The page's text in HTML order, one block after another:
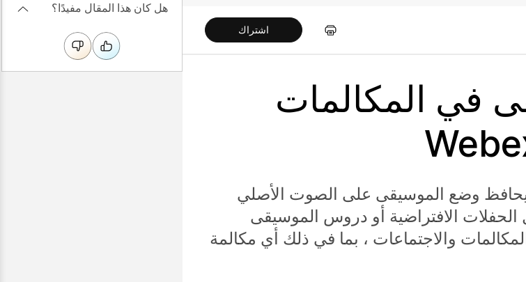
اشتراك
في المكالمات
يحافظ وضع الموسيقى على الصوت الأصلي
الافتراضية أو دروس الموسيقى
والاجتماعات ، بما في ذلك أي مكالمة
هل كان هذا المقال مفيدًا؟